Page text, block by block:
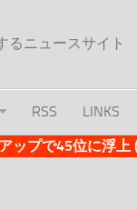
るニュースサイト
RSS
LINKS
ップで45位に浮上